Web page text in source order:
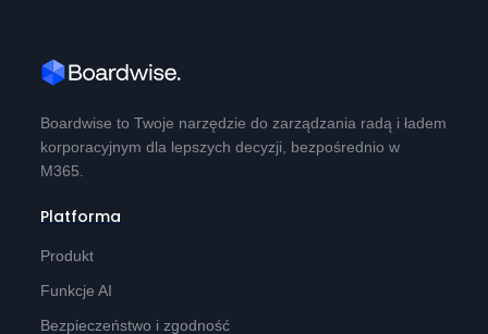
Boardwise to Twoje narzędzie do zarządzania radą i ładem
korporacyjnym dla lepszych decyzji, bezpośrednio w
M365.
Platforma
Produkt
Funkcje AI
Bezpieczeństwo i zgodność